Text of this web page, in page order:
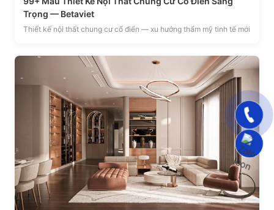
Trọng — Betaviet
Thiết kế nội thất chung cư cổ điển — xu hướng thẩm mỹ tinh tế mới